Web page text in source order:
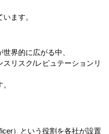
ます。
界的に広がる中、
リスク/レピュテーションリ
）という役割を各社が設置